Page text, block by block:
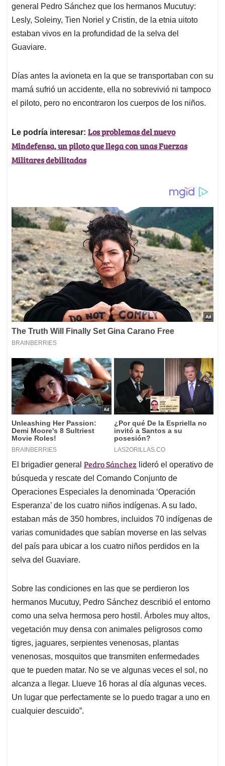
p
p
o
k
I
n
s
general Pedro Sánchez que los hermanos Mucutuy:
Lesly, Soleiny, Tien Noriel y Cristin, de la etnia uitoto
estaban vivos en la profundidad de la selva del
Guaviare.
Días antes la avioneta en la que se transportaban con su
mamá sufrió un accidente, ella no sobrevivió ni tampoco
el piloto, pero no encontraron los cuerpos de los niños.
Le podría interesar: Los problemas del nuevo
Mindefensa, un piloto que llega con unas Fuerzas
Militares debilitadas
El brigadier general Pedro Sánchez lideró el operativo de
búsqueda y rescate del Comando Conjunto de
Operaciones Especiales la denominada ‘Operación
Esperanza’ de los cuatro niños indígenas. A su lado,
estaban más de 350 hombres, incluidos 70 indígenas de
varias comunidades que sabían moverse en las selvas
del país para ubicar a los cuatro niños perdidos en la
selva del Guaviare.
Sobre las condiciones en las que se perdieron los
hermanos Mucutuy, Pedro Sánchez describió el entorno
como una selva hermosa pero hostil. Árboles muy altos,
vegetación muy densa con animales peligrosos como
tigres, jaguares, serpientes venenosas, plantas
venenosas, mosquitos que transmiten enfermedades
que te pueden matar. No se ve algunas veces el sol, no
alcanza a llegar. Llueve 16 horas al día algunas veces.
Un lugar que perfectamente se lo puedo tragar a uno en
cualquier descuido”.